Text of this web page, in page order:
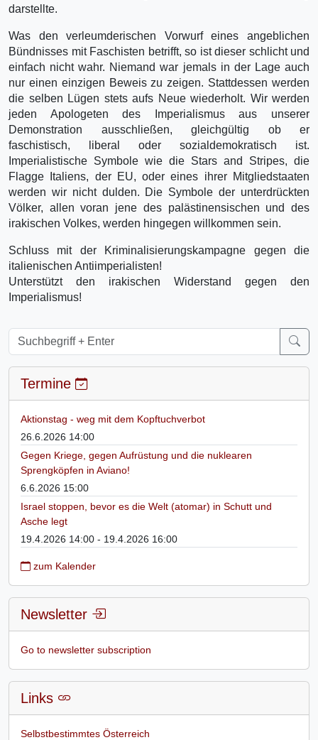
darstellte.
Was den verleumderischen Vorwurf eines angeblichen
Bündnisses mit Faschisten betrifft, so ist dieser schlicht und
einfach nicht wahr. Niemand war jemals in der Lage auch
nur einen einzigen Beweis zu zeigen. Stattdessen werden
die selben Lügen stets aufs Neue wiederholt. Wir werden
jeden Apologeten des Imperialismus aus unserer
Demonstration ausschließen, gleichgültig ob er
faschistisch, liberal oder sozialdemokratisch ist.
Imperialistische Symbole wie die Stars and Stripes, die
Flagge Italiens, der EU, oder eines ihrer Mitgliedstaaten
werden wir nicht dulden. Die Symbole der unterdrückten
Völker, allen voran jene des palästinensischen und des
irakischen Volkes, werden hingegen willkommen sein.
Schluss mit der Kriminalisierungskampagne gegen die
italienischen Antiimperialisten!
Unterstützt den irakischen Widerstand gegen den
Imperialismus!
Termine
Aktionstag - weg mit dem Kopftuchverbot
26.6.2026 14:00
Gegen Kriege, gegen Aufrüstung und die nuklearen
Sprengköpfen in Aviano!
6.6.2026 15:00
Israel stoppen, bevor es die Welt (atomar) in Schutt und
Asche legt
19.4.2026 14:00 - 19.4.2026 16:00
zum Kalender
Newsletter
Go to newsletter subscription
Links
Selbstbestimmtes Österreich